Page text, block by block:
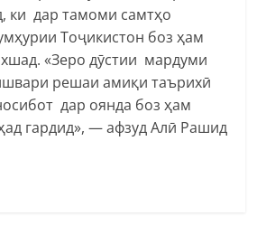
ки дар тамоми самтҳо
Тоҷикистон боз ҳам
«Зеро дӯстии мардуми
решаи амиқи таърихӣ
дар оянда боз ҳам
гардид», — афзуд Алӣ Рашид